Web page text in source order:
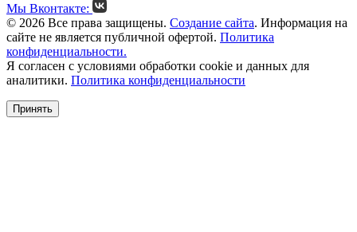
Мы Вконтакте:
© 2026 Все права защищены. Создание сайта. Информация на
сайте не является публичной офертой. Политика
конфиденциальности.
Я согласен с условиями обработки cookie и данных для
аналитики. Политика конфиденциальности
Принять